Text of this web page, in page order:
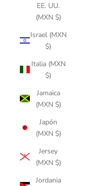
EE. UU.
(MXN $)
Israel (MXN
$)
Italia (MXN
$)
Jamaica
(MXN $)
Japón
(MXN $)
Jersey
(MXN $)
Jordania